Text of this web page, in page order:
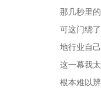
那几秒里
可这门绕
地行业自
这一幕我
根本难以